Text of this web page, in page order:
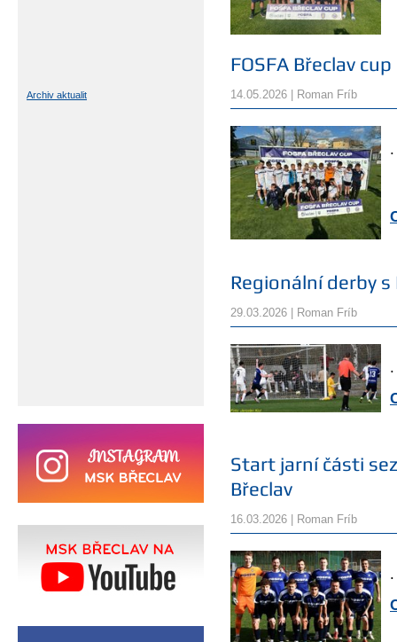
FOSFA Břeclav
14.05.2026 | Roman Fríb
.
Regionální derby
29.03.2026 | Roman Fríb
.
Start jarní části
Břeclav
16.03.2026 | Roman Fríb
.
Archiv aktualit